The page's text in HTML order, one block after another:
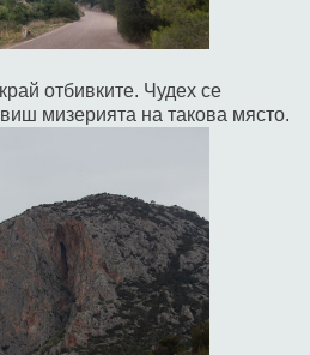
отбивките. Чудех се
мизерията на такова място.